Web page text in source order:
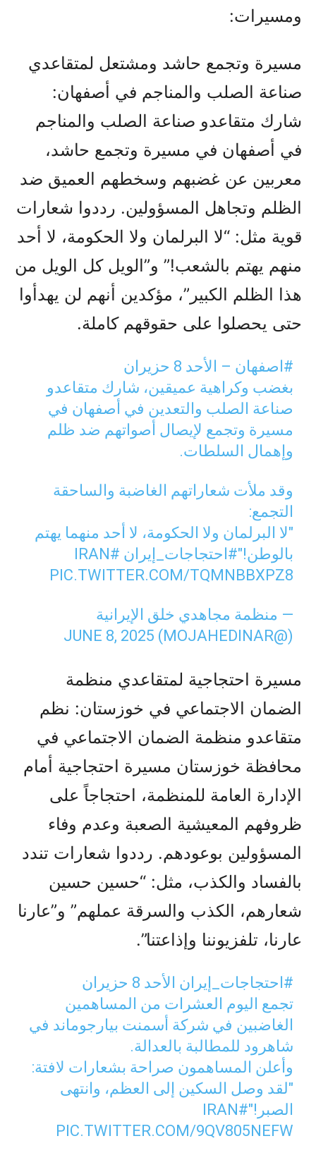
ومسيرات:
مسيرة وتجمع حاشد ومشتعل لمتقاعدي
صناعة الصلب والمناجم في أصفهان:
شارك متقاعدو صناعة الصلب والمناجم
في أصفهان في مسيرة وتجمع حاشد،
معربين عن غضبهم وسخطهم العميق ضد
الظلم وتجاهل المسؤولين. رددوا شعارات
قوية مثل: “لا البرلمان ولا الحكومة، لا أحد
منهم يهتم بالشعب!” و”الويل كل الويل من
هذا الظلم الكبير”، مؤكدين أنهم لن يهدأوا
حتى يحصلوا على حقوقهم كاملة.
#اصفهان – الأحد 8 حزيران
بغضب وكراهية عميقين، شارك متقاعدو
صناعة الصلب والتعدين في أصفهان في
مسيرة وتجمع لإيصال أصواتهم ضد ظلم
وإهمال السلطات.
وقد ملأت شعاراتهم الغاضبة والساحقة
التجمع:
"لا البرلمان ولا الحكومة، لا أحد منهما يهتم
بالوطن!"#احتجاجات_إيران #IRAN
PIC.TWITTER.COM/TQMNBBXPZ8
— منظمة مجاهدي خلق الإيرانية
(@MOJAHEDINAR)
JUNE 8, 2025
مسيرة احتجاجية لمتقاعدي منظمة
الضمان الاجتماعي في خوزستان: نظم
متقاعدو منظمة الضمان الاجتماعي في
محافظة خوزستان مسيرة احتجاجية أمام
الإدارة العامة للمنظمة، احتجاجاً على
ظروفهم المعيشية الصعبة وعدم وفاء
المسؤولين بوعودهم. رددوا شعارات تندد
بالفساد والكذب، مثل: “حسين حسين
شعارهم، الكذب والسرقة عملهم” و”عارنا
عارنا، تلفزيوننا وإذاعتنا”.
#احتجاجات_إيران الأحد 8 حزيران
تجمع اليوم العشرات من المساهمين
الغاضبين في شركة أسمنت بيارجوماند في
شاهرود للمطالبة بالعدالة.
وأعلن المساهمون صراحة بشعارات لافتة:
"لقد وصل السكين إلى العظم، وانتهى
الصبر!"#IRAN
PIC.TWITTER.COM/9QV805NEFW